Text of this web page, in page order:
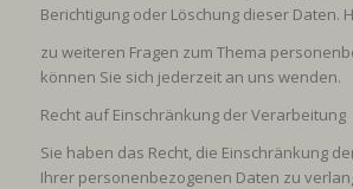
Berichtigung oder Löschung dieser Daten.
zu weiteren Fragen zum Thema
können Sie sich jederzeit an uns wenden.
Recht auf Einschränkung der Verarbeitung
Sie haben das Recht, die Einschränkung
Ihrer personenbezogenen Daten zu